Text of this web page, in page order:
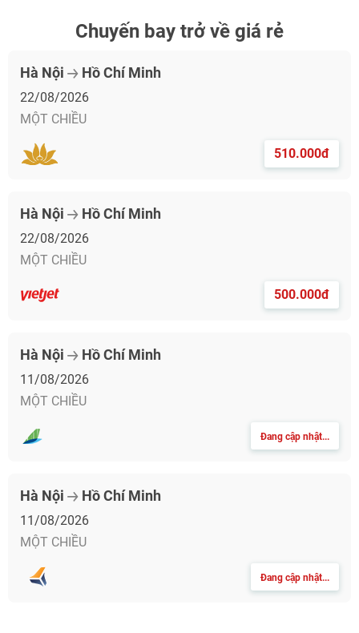
Chuyến bay trở về giá rẻ
Hà Nội Hồ Chí Minh
22/08/2026
MỘT CHIỀU
510.000đ
Hà Nội Hồ Chí Minh
22/08/2026
MỘT CHIỀU
500.000đ
Hà Nội Hồ Chí Minh
11/08/2026
MỘT CHIỀU
Đang cập nhật...
Hà Nội Hồ Chí Minh
11/08/2026
MỘT CHIỀU
Đang cập nhật...